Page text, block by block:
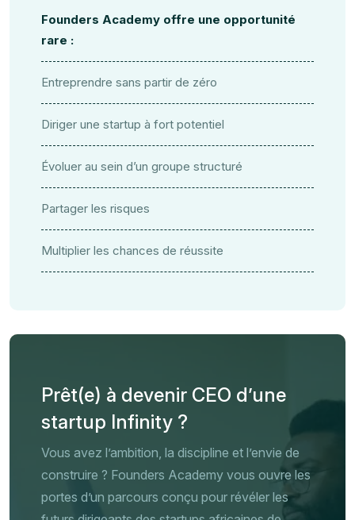
Founders Academy offre une opportunité
rare :
Entreprendre sans partir de zéro
Diriger une startup à fort potentiel
Évoluer au sein d’un groupe structuré
Partager les risques
Multiplier les chances de réussite
Prêt(e) à devenir CEO d’une
startup Infinity ?
Vous avez l’ambition, la discipline et l’envie de
construire ? Founders Academy vous ouvre les
portes d’un parcours conçu pour révéler les